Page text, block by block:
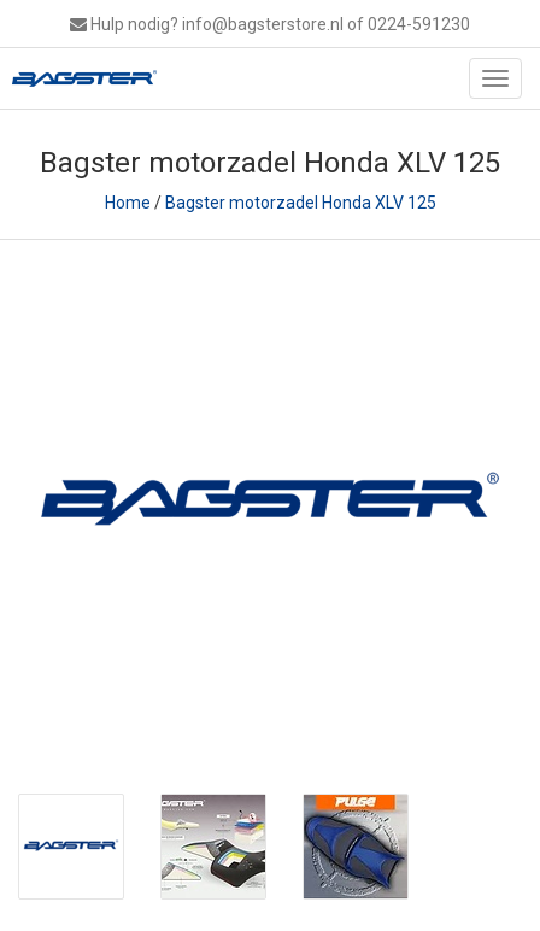
Hulp nodig? info@bagsterstore.nl of 0224-591230
Bagster motorzadel Honda XLV 125
Home /Bagster motorzadel Honda XLV 125